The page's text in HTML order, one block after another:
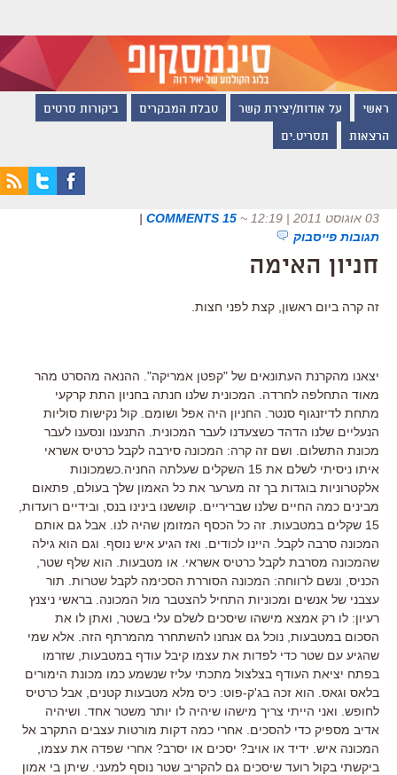
ראשי על אודות/יצירת קשר טבלת המבקרים ביקורות סרטים
הרצאות תסריט.ים
03 אוגוסט 2011 | 12:19 ~
15 COMMENTS
|
תגובות פייסבוק
חניון האימה
זה קרה ביום ראשון, קצת לפני חצות.
יצאנו מהקרנת העתונאים של "קפטן אמריקה". ההנאה מהסרט מהר
מאוד התחלפה לחרדה. המכונית שלנו חנתה בחניון התת קרקעי
מתחת לדיזנגוף סנטר. החניון היה אפל ושומם. קול נקישות סוליות
הנעליים שלנו הדהד כשצעדנו לעבר המכונית. התנענו ונסענו לעבר
מכונת התשלום. ושם זה קרה: המכונה סירבה לקבל כרטיס אשראי
איתו ניסיתי לשלם את 15 השקלים שעלתה החניה.כשמכונות
אלקטרוניות בוגדות בך זה מערער את כל האמון שלך בעולם, פתאום
מבינים כמה החיים שלנו שבריריים. קוששנו בינינו בנס, ובידיים רועדות,
15 שקלים במטבעות. זה כל הכסף המזומן שהיה לנו. אבל גם אותם
המכונה סרבה לקבל. היינו לכודים. ואז הגיע איש נוסף. וגם הוא גילה
שהמכונה מסרבת לקבל כרטיס אשראי. או מטבעות. הוא שלף שטר,
הכניס, ונשם לרווחה: המכונה הסוררת הסכימה לקבל שטרות. תור
עצבני של אנשים ומכוניות התחיל להצטבר מול המכונה. בראשי ניצנץ
רעיון: לו רק אמצא מישהו שיסכים לשלם עלי בשטר, ואתן לו את
הסכום במטבעות, נוכל גם אנחנו להשתחרר מהמרתף הזה. אלא שמי
שהגיע עם שטר כדי לפדות את עצמו קיבל עודף במטבעות, שזרמו
בפתח יציאת העודף בצלצול מתכתי עליז שנשמע כמו מכונת הימורים
בלאס וגאס. הוא זכה בג'ק-פוט: כיס מלא מטבעות קטנים, אבל כרטיס
לחופש. ואני הייתי צריך מישהו שיהיה לו יותר משטר אחד. ושיהיה
אדיב מספיק כדי להסכים. אחרי כמה דקות מורטות עצבים התקרב אל
המכונה איש. ידיד או אויב? יסכים או יסרב? אחרי שפדה את עצמו,
ביקשתי בקול רועד שיסכים גם להקריב שטר נוסף למעני. שיתן בי אמון